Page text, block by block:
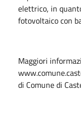
elettrico, in
fotovoltaico con
Maggiori
di Comune di